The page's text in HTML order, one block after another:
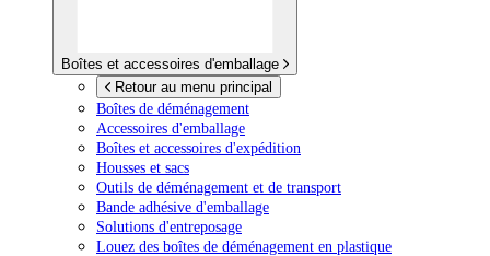
Boîtes et accessoires d'emballage
Retour au menu principal
Boîtes de déménagement
Accessoires d'emballage
Boîtes et accessoires d'expédition
Housses et sacs
Outils de déménagement et de transport
Bande adhésive d'emballage
Solutions d'entreposage
Louez des boîtes de déménagement en plastique